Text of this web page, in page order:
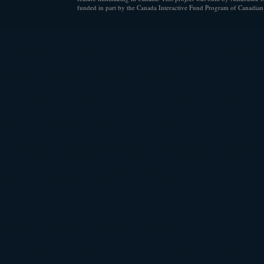
funded in part by the Canada Interactive Fund Program of